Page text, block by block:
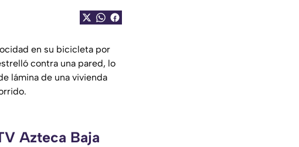
en su bicicleta por
contra una pared, lo
lámina de una vivienda
Azteca Baja